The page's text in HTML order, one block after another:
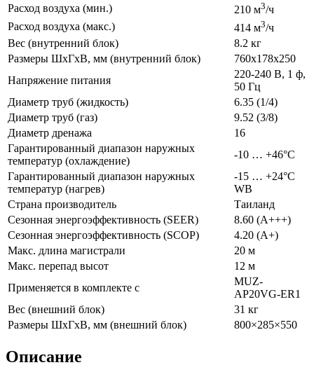
Расход воздуха (мин.)
210 м3/ч
Расход воздуха (макс.)
414 м3/ч
Вес (внутренний блок)
8.2 кг
Размеры ШхГхВ, мм (внутренний блок)
760x178x250
Напряжение питания
220-240 В, 1 ф,
50 Гц
Диаметр труб (жидкость)
6.35 (1/4)
Диаметр труб (газ)
9.52 (3/8)
Диаметр дренажа
16
Гарантированный диапазон наружных
температур (охлаждение)
-10 … +46°C
Гарантированный диапазон наружных
температур (нагрев)
-15 … +24°C
WB
Страна производитель
Таиланд
Сезонная энергоэффективность (SEER)
8.60 (A+++)
Сезонная энергоэффективность (SCOP)
4.20 (A+)
Макс. длина магистрали
20 м
Макс. перепад высот
12 м
Применяется в комплекте с
MUZ-
AP20VG-ER1
Вес (внешний блок)
31 кг
Размеры ШхГхВ, мм (внешний блок)
800×285×550
Описание